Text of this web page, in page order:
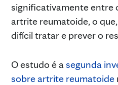
significativamente entre
artrite reumatoide, o
difícil tratar e prever o
O estudo é asegunda
sobre artrite reumatoide